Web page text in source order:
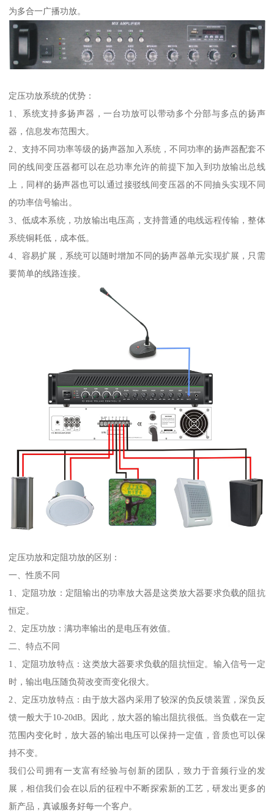
为多合一广播功放。
定压功放系统的优势：
1、系统支持多扬声器，一台功放可以带动多个分部与多点的扬声
器，信息发布范围大。
2、支持不同功率等级的扬声器加入系统，不同功率的扬声器配套不
同的线间变压器都可以在总功率允许的前提下加入到功放输出总线
上，同样的扬声器也可以通过接驳线间变压器的不同抽头实现不同
的功率信号输出。
3、低成本系统，功放输出电压高，支持普通的电线远程传输，整体
系统铜耗低，成本低。
4、容易扩展，系统可以随时增加不同的扬声器单元实现扩展，只需
要简单的线路连接。
定压功放和定阻功放的区别：
一、性质不同
1、定阻功放：定阻输出的功率放大器是这类放大器要求负载的阻抗
恒定。
2、定压功放：满功率输出的是电压有效值。
二、特点不同
1、定阻功放特点：这类放大器要求负载的阻抗恒定。输入信号一定
时，输出电压随负荷改变而变化很大。
2、定压功放特点：由于放大器内采用了较深的负反馈装置，深负反
馈一般大于10-20dB。因此，放大器的输出阻抗很低。当负载在一定
范围内变化时，放大器的输出电压可以保持一定值，音质也可以保
持不变。
我们公司拥有一支富有经验与创新的团队，致力于音频行业的发
展，相信我们会在以后的征程中不断探索新的工艺，研发出更多的
新产品，真诚服务好每一个客户。